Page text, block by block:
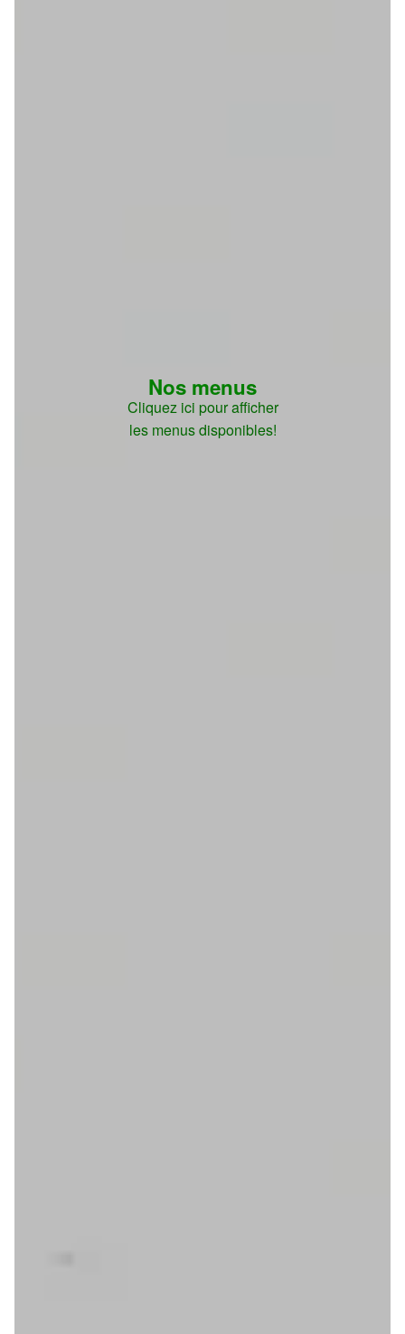
Nos menus
Cliquez ici pour afficher
les menus disponibles!